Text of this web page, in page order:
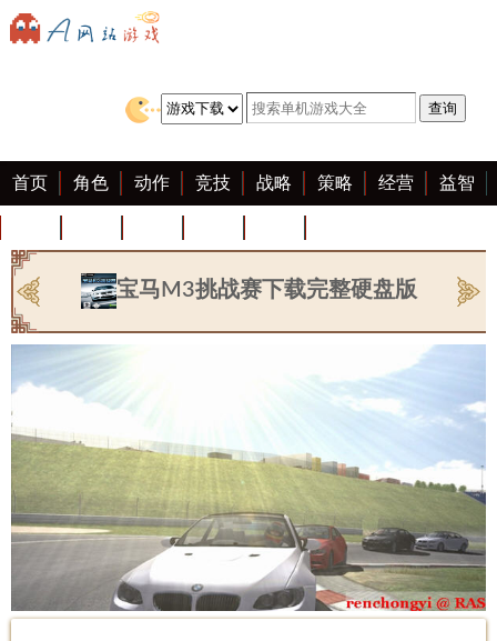
首页 角色 动作 竞技 战略 策略 经营 益智
宝马M3挑战赛下载完整硬盘版